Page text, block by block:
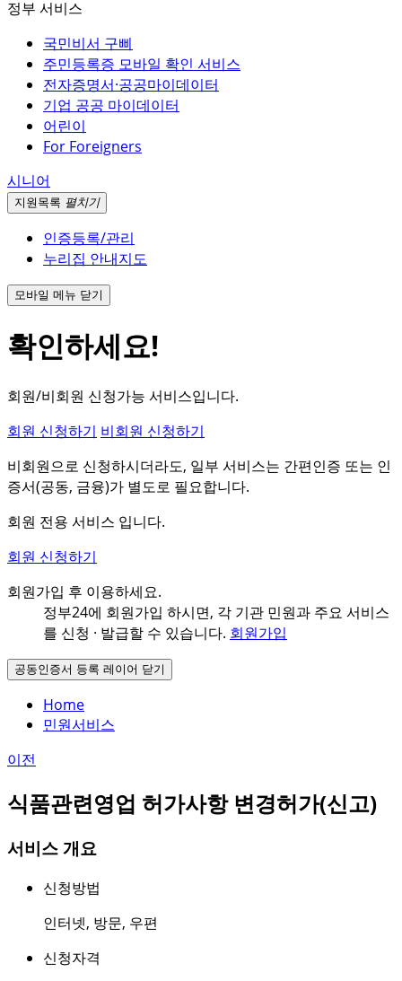
정부 서비스
국민비서 구삐
주민등록증 모바일 확인 서비스
전자증명서·공공마이데이터
기업 공공 마이데이터
어린이
For Foreigners
시니어
지원 목록 펼치기
인증등록/관리
누리집 안내지도
모바일 메뉴 닫기
확인하세요!
회원/비회원 신청가능 서비스입니다.
회원 신청하기 비회원 신청하기
비회원으로 신청하시더라도, 일부 서비스는 간편인증 또는 인
증서(공동, 금융)가 별도로 필요합니다.
회원 전용 서비스 입니다.
회원 신청하기
회원가입 후 이용하세요.
정부24에 회원가입 하시면, 각 기관 민원과 주요 서비스
를 신청 · 발급할 수 있습니다. 회원가입
공동인증서 등록 레이어 닫기
Home
민원서비스
이전
식품관련영업 허가사항 변경허가(신고)
서비스 개요
신청방법
인터넷, 방문, 우편
신청자격